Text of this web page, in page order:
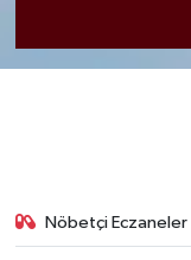
Nöbetçi Eczaneler